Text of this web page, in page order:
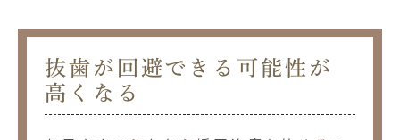
抜歯が回避できる可能性が
高くなる